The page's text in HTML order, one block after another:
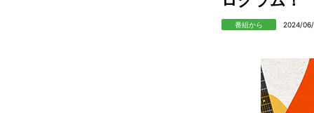
番組から 2024/